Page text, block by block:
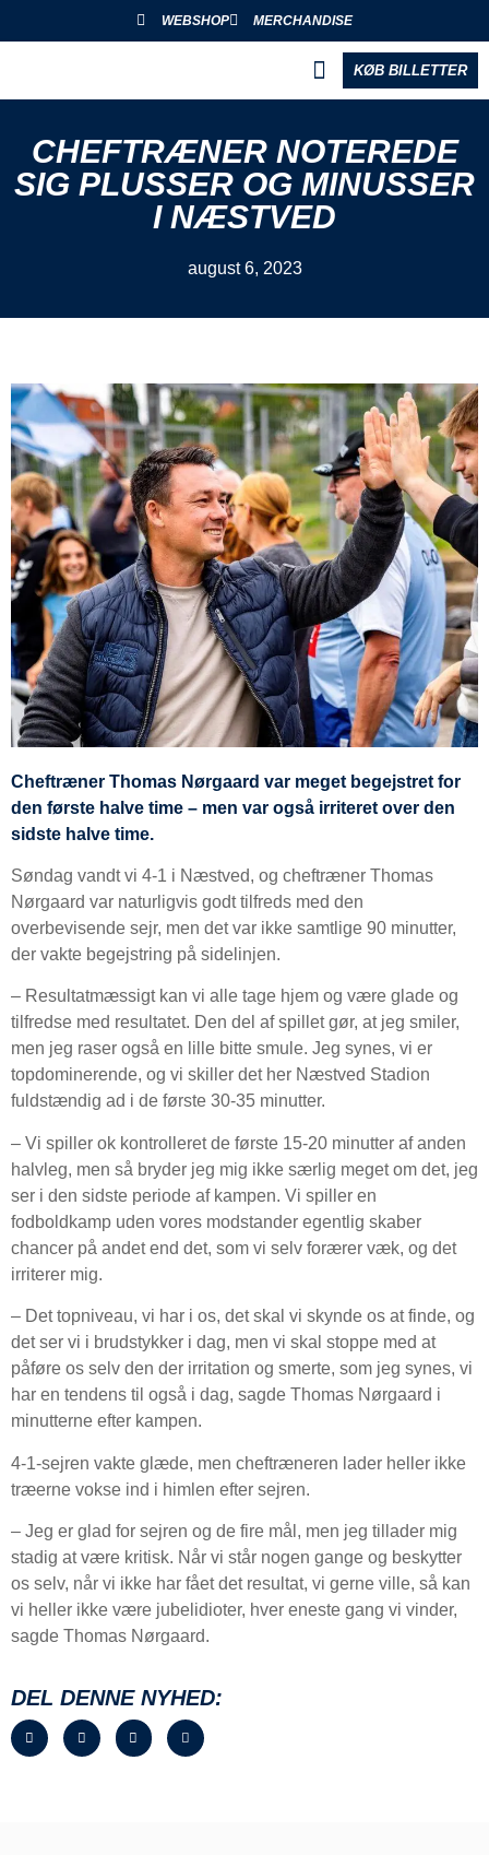
WEBSHOP MERCHANDISE
KØB BILLETTER
CHEFTRÆNER NOTEREDE
SIG PLUSSER OG MINUSSER
I NÆSTVED
august 6, 2023
Cheftræner Thomas Nørgaard var meget begejstret for
den første halve time – men var også irriteret over den
sidste halve time.
Søndag vandt vi 4-1 i Næstved, og cheftræner Thomas
Nørgaard var naturligvis godt tilfreds med den
overbevisende sejr, men det var ikke samtlige 90 minutter,
der vakte begejstring på sidelinjen.
– Resultatmæssigt kan vi alle tage hjem og være glade og
tilfredse med resultatet. Den del af spillet gør, at jeg smiler,
men jeg raser også en lille bitte smule. Jeg synes, vi er
topdominerende, og vi skiller det her Næstved Stadion
fuldstændig ad i de første 30-35 minutter.
– Vi spiller ok kontrolleret de første 15-20 minutter af anden
halvleg, men så bryder jeg mig ikke særlig meget om det, jeg
ser i den sidste periode af kampen. Vi spiller en
fodboldkamp uden vores modstander egentlig skaber
chancer på andet end det, som vi selv forærer væk, og det
irriterer mig.
– Det topniveau, vi har i os, det skal vi skynde os at finde, og
det ser vi i brudstykker i dag, men vi skal stoppe med at
påføre os selv den der irritation og smerte, som jeg synes, vi
har en tendens til også i dag, sagde Thomas Nørgaard i
minutterne efter kampen.
4-1-sejren vakte glæde, men cheftræneren lader heller ikke
træerne vokse ind i himlen efter sejren.
– Jeg er glad for sejren og de fire mål, men jeg tillader mig
stadig at være kritisk. Når vi står nogen gange og beskytter
os selv, når vi ikke har fået det resultat, vi gerne ville, så kan
vi heller ikke være jubelidioter, hver eneste gang vi vinder,
sagde Thomas Nørgaard.
DEL DENNE NYHED: